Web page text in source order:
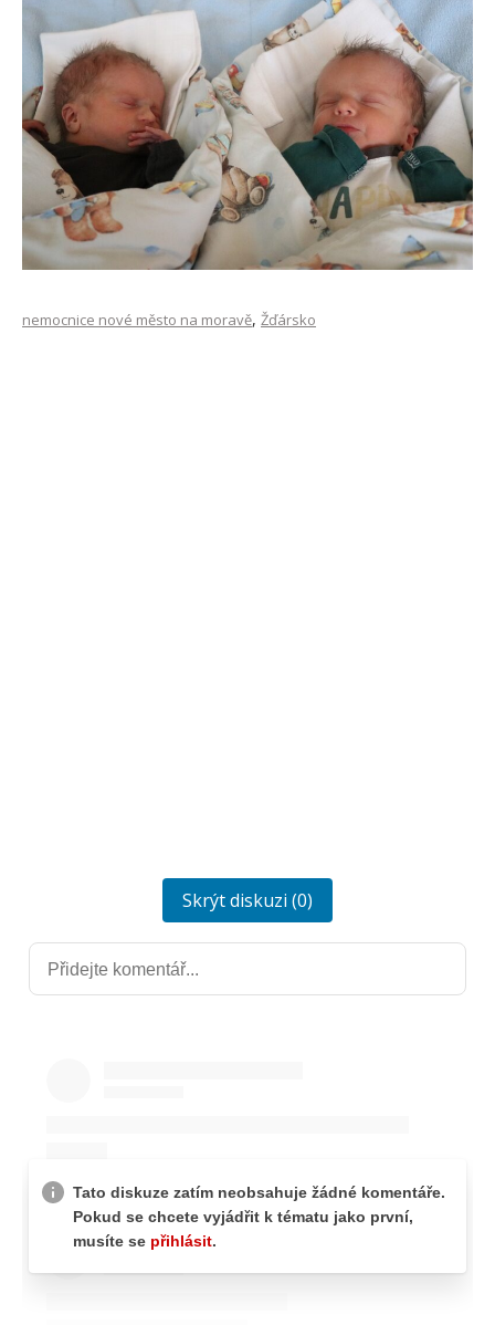
nemocnice nové město na moravě, Žďársko
Skrýt diskuzi (0)